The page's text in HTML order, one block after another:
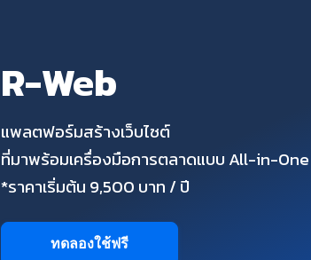
R-Web
แพลตฟอร์มสร้างเว็บไซต์
ที่มาพร้อมเครื่องมือการตลาดแบบ All-in-One
*ราคาเริ่มต้น 9,500 บาท / ปี
ทดลองใช้ฟรี